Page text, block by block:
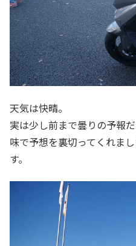
天気は快晴。
実は少し前まで曇りの予報
味で予想を裏切ってくれま
す。